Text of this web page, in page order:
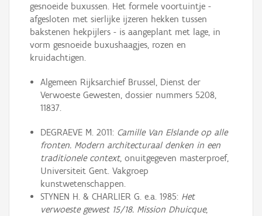
gesnoeide buxussen. Het formele voortuintje -
afgesloten met sierlijke ijzeren hekken tussen
bakstenen hekpijlers - is aangeplant met lage, in
vorm gesnoeide buxushaagjes, rozen en
kruidachtigen.
Algemeen Rijksarchief Brussel, Dienst der
Verwoeste Gewesten, dossier nummers 5208,
11837.
DEGRAEVE M. 2011: Camille Van Elslande op alle
fronten. Modern architecturaal denken in een
traditionele context, onuitgegeven masterproef,
Universiteit Gent. Vakgroep
kunstwetenschappen.
STYNEN H. & CHARLIER G. e.a. 1985: Het
verwoeste gewest 15/18. Mission Dhuicque,